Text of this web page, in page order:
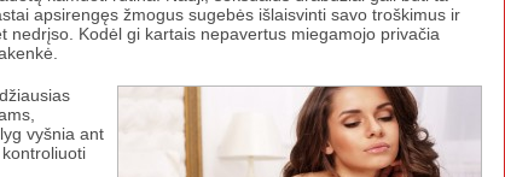
apsirengęs žmogus sugebės išlaisvinti savo troškimus ir
Kodėl gi kartais nepavertus miegamojo privačia
vyšnia ant